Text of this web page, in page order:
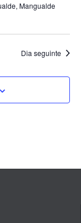
Mangualde
Dia seguinte